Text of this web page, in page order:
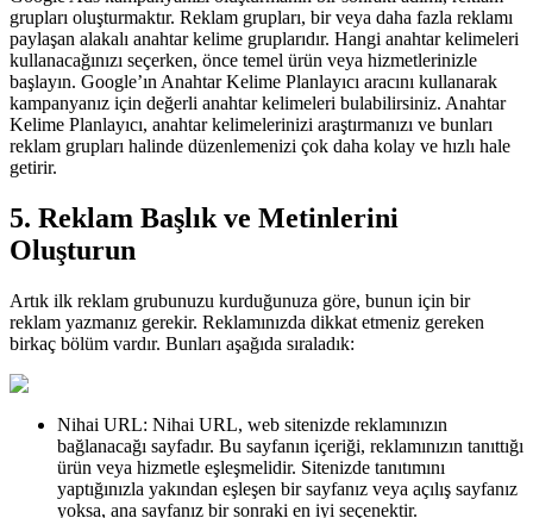
grupları oluşturmaktır. Reklam grupları, bir veya daha fazla reklamı
paylaşan alakalı anahtar kelime gruplarıdır. Hangi anahtar kelimeleri
kullanacağınızı seçerken, önce temel ürün veya hizmetlerinizle
başlayın. Google’ın Anahtar Kelime Planlayıcı aracını kullanarak
kampanyanız için değerli anahtar kelimeleri bulabilirsiniz. Anahtar
Kelime Planlayıcı, anahtar kelimelerinizi araştırmanızı ve bunları
reklam grupları halinde düzenlemenizi çok daha kolay ve hızlı hale
getirir.
5. Reklam Başlık ve Metinlerini
Oluşturun
Artık ilk reklam grubunuzu kurduğunuza göre, bunun için bir
reklam yazmanız gerekir. Reklamınızda dikkat etmeniz gereken
birkaç bölüm vardır. Bunları aşağıda sıraladık:
Nihai URL: Nihai URL, web sitenizde reklamınızın
bağlanacağı sayfadır. Bu sayfanın içeriği, reklamınızın tanıttığı
ürün veya hizmetle eşleşmelidir. Sitenizde tanıtımını
yaptığınızla yakından eşleşen bir sayfanız veya açılış sayfanız
yoksa, ana sayfanız bir sonraki en iyi seçenektir.